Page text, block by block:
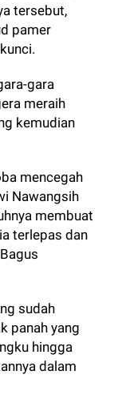
tersebut,
pamer
gara
meraih
kemudian
mencegah
Nawangsih
membuat
terlepas dan
sudah
panah yang
hingga
dalam